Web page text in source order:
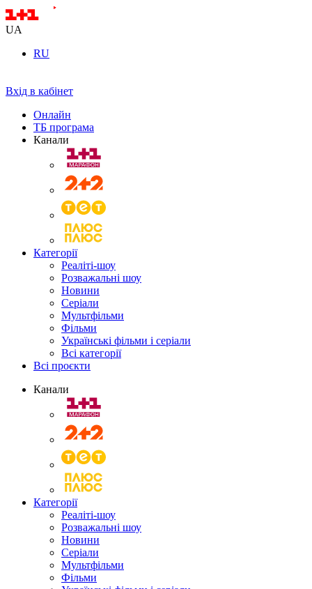
UA
RU
Вхід в кабінет
Онлайн
ТБ програма
Канали
Категорії
Реаліті-шоу
Розважальні шоу
Новини
Серіали
Мультфільми
Фільми
Українські фільми і серіали
Всі категорії
Всі проєкти
Канали
Категорії
Реаліті-шоу
Розважальні шоу
Новини
Серіали
Мультфільми
Фільми